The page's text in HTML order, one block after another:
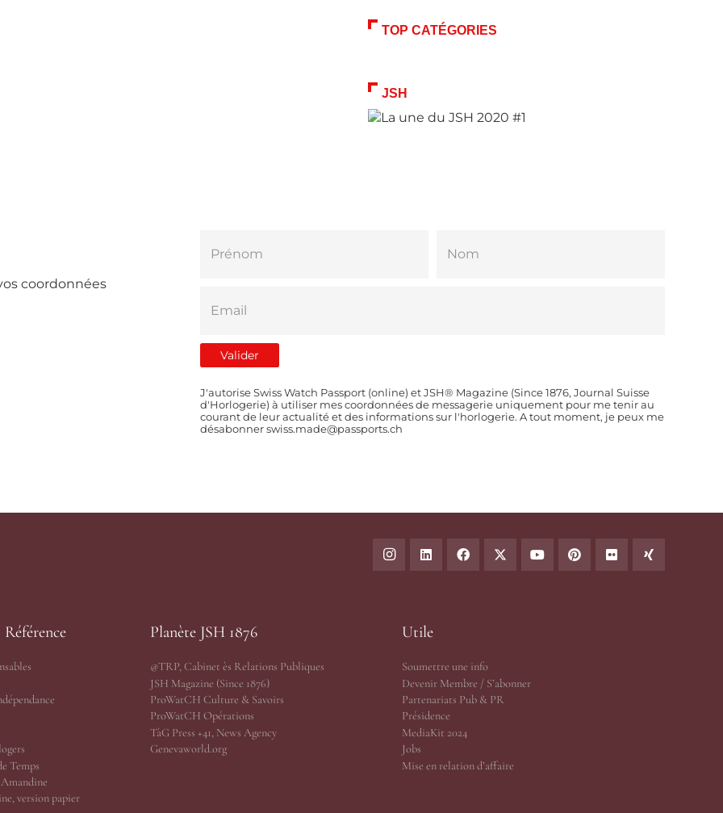
TOP CATÉGORIES
JSH
coordonnées
J'autorise Swiss Watch Passport (online) et JSH® Magazine (Since 1876, Journal Suisse
d'Horlogerie) à utiliser mes coordonnées de messagerie uniquement pour me tenir au
courant de leur actualité et des informations sur l'horlogerie. A tout moment, je peux me
désabonner swiss.made@passports.ch
Temps
version papier
Planète JSH 1876
@TRP, Cabinet ès Relations Publiques
JSH Magazine (Since 1876)
ProWatCH Culture & Savoirs
ProWatCH Opérations
TàG Press +41, News Agency
Genevaworld.org
Utile
Soumettre une info
Devenir Membre / S’abonner
Partenariats Pub & PR
Présidence
MediaKit 2024
Jobs
Mise en relation d’affaire